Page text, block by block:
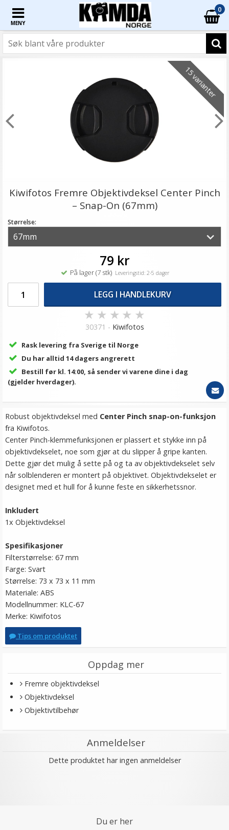
MENY
0
15 varianter
Kiwifotos Fremre Objektivdeksel Center Pinch
– Snap-On (67mm)
Størrelse:
79 kr
På lager (7 stk)Leveringstid: 2-5 dager
LEGG I HANDLEKURV
★ ★ ★ ★ ★
30371 - Kiwifotos
Rask levering fra Sverige til Norge
Du har alltid 14 dagers angrerett
Bestill før kl. 14:00, så sender vi varene dine i dag
(gjelder hverdager).
Robust objektivdeksel med Center Pinch snap-on-funksjon
fra Kiwifotos.
Center Pinch-klemmefunksjonen er plassert et stykke inn på
objektivdekselet, noe som gjør at du slipper å gripe kanten.
Dette gjør det mulig å sette på og ta av objektivdekselet selv
når solblenderen er montert på objektivet. Objektivdekselet er
designet med et hull for å kunne feste en sikkerhetssnor.
Inkludert
1x Objektivdeksel
Spesifikasjoner
Filterstørrelse: 67 mm
Farge: Svart
Størrelse: 73 x 73 x 11 mm
Materiale: ABS
Modellnummer: KLC-67
Merke: Kiwifotos
Tips om produktet
Oppdag mer
Fremre objektivdeksel
Objektivdeksel
Objektivtilbehør
Anmeldelser
Dette produktet har ingen anmeldelser
Du er her